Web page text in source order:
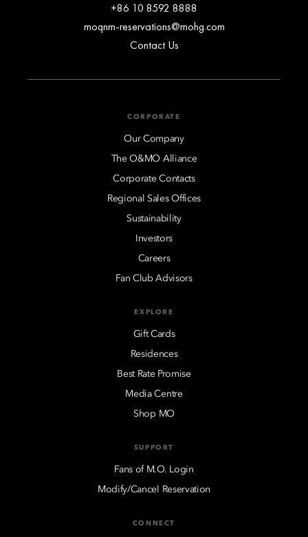
+86 10 8592 8888
moqnm-reservations@mohg.com
Contact Us
CORPORATE
Our Company
The O&MO Alliance
Corporate Contacts
Regional Sales Offices
Sustainability
Investors
Careers
Fan Club Advisors
EXPLORE
Gift Cards
Residences
Best Rate Promise
Media Centre
Shop MO
SUPPORT
Fans of M.O. Login
Modify/Cancel Reservation
CONNECT